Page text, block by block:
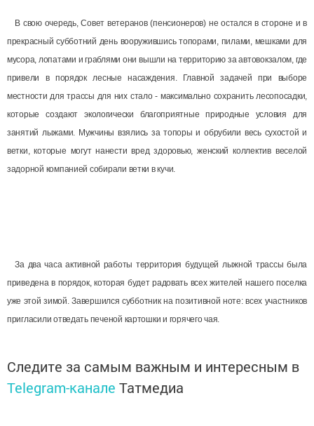
В свою очередь, Совет ветеранов (пенсионеров) не остался в стороне и в
прекрасный субботний день вооружившись топорами, пилами, мешками для
мусора, лопатами и граблями они вышли на территорию за автовокзалом, где
привели в порядок лесные насаждения. Главной задачей при выборе
местности для трассы для них стало - максимально сохранить лесопосадки,
которые создают экологически благоприятные природные условия для
занятий лыжами. Мужчины взялись за топоры и обрубили весь сухостой и
ветки, которые могут нанести вред здоровью, женский коллектив веселой
задорной компанией собирали ветки в кучи.
За два часа активной работы территория будущей лыжной трассы была
приведена в порядок, которая будет радовать всех жителей нашего поселка
уже этой зимой. Завершился субботник на позитивной ноте: всех участников
пригласили отведать печеной картошки и горячего чая.
Следите за самым важным и интересным в
Telegram-канале Татмедиа